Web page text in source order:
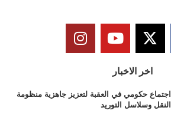
اخر الاخبار
اجتماع حكومي في العقبة لتعزيز جاهزية منظومة
النقل وسلاسل التوريد